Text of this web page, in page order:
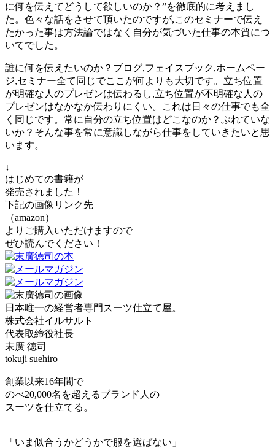
に何を伝えてどうして欲しいのか？”を徹底的に考えまし
た。色々な話をさせて頂いたのですが,このセミナーで伝え
たかった事は方法論ではなく自分が気づいた仕事の本質につ
いてでした。
誰に何を伝えたいのか？ブログ,フェイスブック,ホームペー
ジ,セミナー全て同じでここが何よりも大切です。立ち位置
が明確な人のプレゼンは伝わるし,立ち位置が不明確な人の
プレゼンはなかなか伝わりにくい。これは日々の仕事でも全
く同じです。常に自分の立ち位置はどこなのか？ぶれていな
いか？そんな事を常に意識しながら仕事をしていきたいと思
います。
↓
はじめての書籍が
発売されました！
下記の画像リンク先
（amazon）
よりご購入いただけますので
ぜひ読んでください！
日本唯一の経営者専門スーツ仕立て屋。
株式会社イルサルト
代表取締役社長
末廣 徳司
tokuji suehiro
創業以来16年間で
のべ20,000名を超えるブランド人の
スーツを仕立てる。
「いま似合うかどうかで服を選ばない」